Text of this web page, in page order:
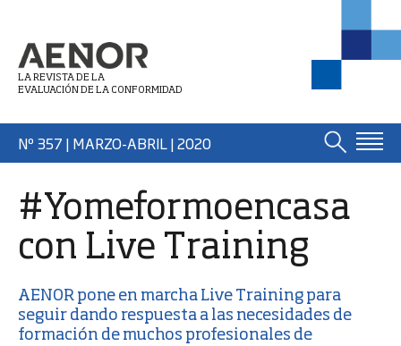
LA REVISTA DE LA
EVALUACIÓN DE LA CONFORMIDAD
Nº 357 | MARZO-ABRIL| 2020
#Yomeformoencasa
con Live Training
AENOR pone en marcha Live Training para
seguir dando respuesta a las necesidades de
formación de muchos profesionales de